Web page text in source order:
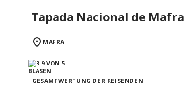
Tapada Nacional de Mafra
MAFRA
GESAMTWERTUNG DER REISENDEN